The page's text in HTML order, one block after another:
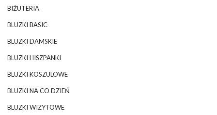
BIŻUTERIA
BLUZKI BASIC
BLUZKI DAMSKIE
BLUZKI HISZPANKI
BLUZKI KOSZULOWE
BLUZKI NA CO DZIEŃ
BLUZKI WIZYTOWE